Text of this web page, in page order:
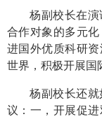
杨副校长在
合作对象的多元化
进国外优质科研
世界，积极开展国
杨副校长还
议：一，开展促